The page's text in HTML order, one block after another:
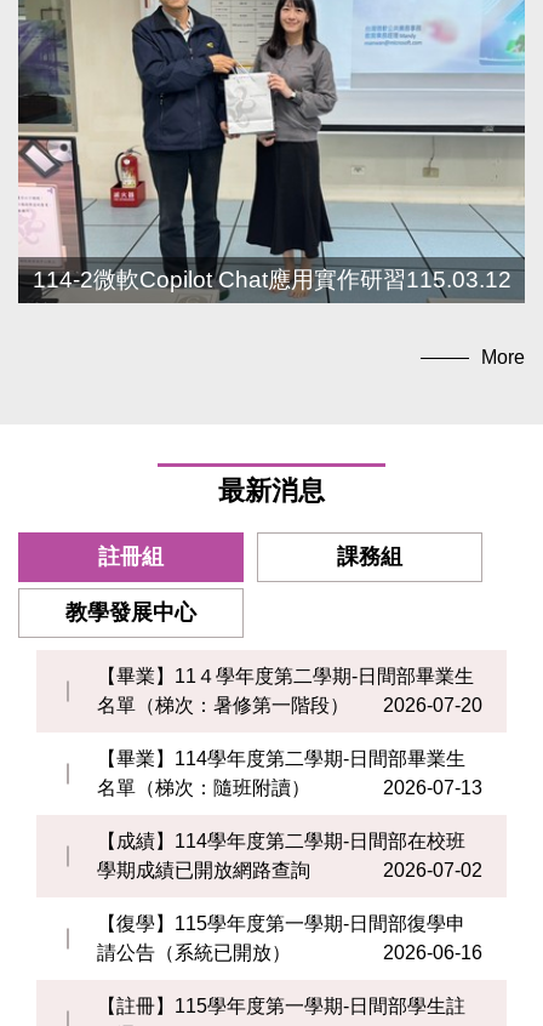
114-2微軟Copilot Chat應用實作研習115.03.12
More
最新消息
註冊組 課務組
教學發展中心
【畢業】11４學年度第二學期-日間部畢業生
名單（梯次：暑修第一階段）
2026-07-20
【畢業】114學年度第二學期-日間部畢業生
名單（梯次：隨班附讀）
2026-07-13
【成績】114學年度第二學期-日間部在校班
學期成績已開放網路查詢
2026-07-02
【復學】115學年度第一學期-日間部復學申
請公告（系統已開放）
2026-06-16
【註冊】115學年度第一學期-日間部學生註